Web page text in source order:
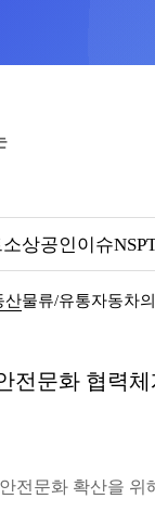
소상공인이슈
산물류/유통자동차
전문화 협력
전문화 확산을